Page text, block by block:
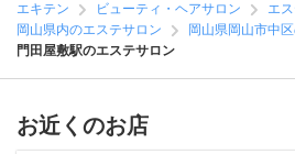
エキテン ビューティ・ヘアサロン
エ
岡山県内のエステサロン
岡山県岡山市中
門田屋敷駅のエステサロン
お近くのお店